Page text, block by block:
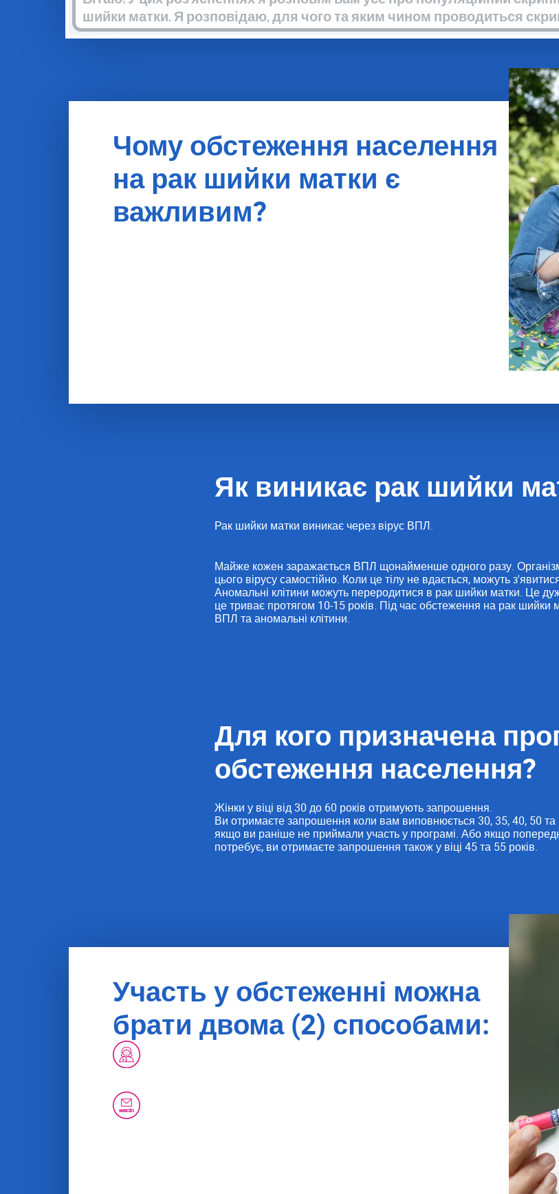
Чому обстеження населення
на рак шийки матки є
важливим?
Як виникає рак шийки
Рак шийки матки виникає через вірус ВПЛ.
Майже кожен заражається ВПЛ щонайменше одного разу.
цього вірусу самостійно. Коли це тілу не вдається, можуть
Аномальні клітини можуть переродитися в рак шийки матки. Це
це триває протягом 10-15 років. Під час обстеження на рак
ВПЛ та аномальні клітини.
Для кого призначена
обстеження населення?
Жінки у віці від 30 до 60 років отримують запрошення.
Ви отримаєте запрошення коли вам виповнюється 30, 35, 40, 50 та
якщо ви раніше не приймали участь у програмі. Або якщо
потребує, ви отримаєте запрошення також у віці 45 та 55 років.
Участь у обстеженні можна
брати двома (2) способами: